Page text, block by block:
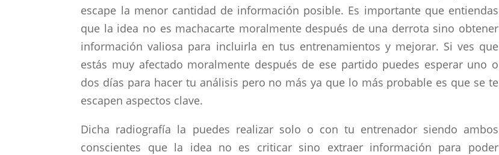
escape la menor cantidad de información posible. Es importante que entiendas
que la idea no es machacarte moralmente después de una derrota sino obtener
información valiosa para incluirla en tus entrenamientos y mejorar. Si ves que
estás muy afectado moralmente después de ese partido puedes esperar uno o
dos días para hacer tu análisis pero no más ya que lo más probable es que se te
escapen aspectos clave.
Dicha radiografía la puedes realizar solo o con tu entrenador siendo ambos
conscientes que la idea no es criticar sino extraer información para poder